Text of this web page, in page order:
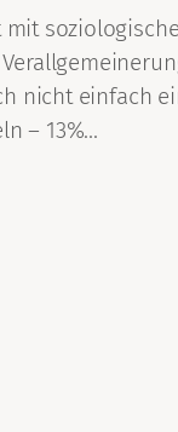
mit
nicht einfach
– 13%…